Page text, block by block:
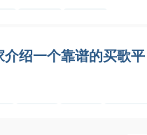
介绍一个靠谱的买歌平